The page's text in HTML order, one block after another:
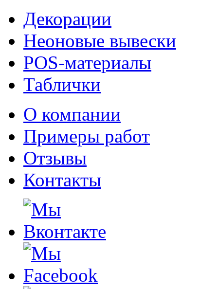
Декорации
Неоновые вывески
POS-материалы
Таблички
О компании
Примеры работ
Отзывы
Контакты